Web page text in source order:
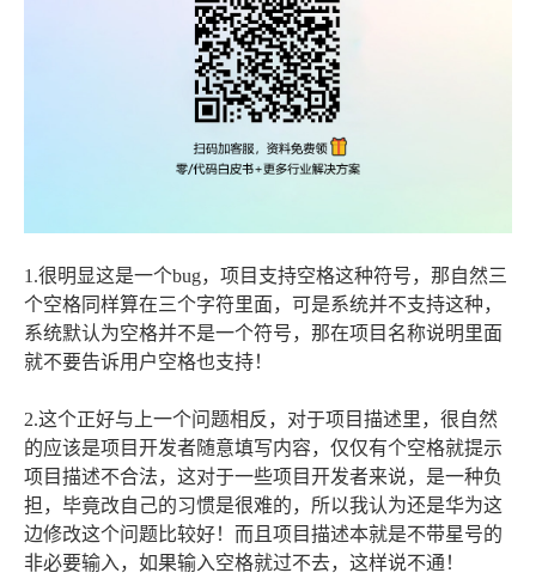
1.很明显这是一个bug，项目支持空格这种符号，那自然三
个空格同样算在三个字符里面，可是系统并不支持这种，
系统默认为空格并不是一个符号，那在项目名称说明里面
就不要告诉用户空格也支持！
2.这个正好与上一个问题相反，对于项目描述里，很自然
的应该是项目开发者随意填写内容，仅仅有个空格就提示
项目描述不合法，这对于一些项目开发者来说，是一种负
担，毕竟改自己的习惯是很难的，所以我认为还是华为这
边修改这个问题比较好！而且项目描述本就是不带星号的
非必要输入，如果输入空格就过不去，这样说不通！